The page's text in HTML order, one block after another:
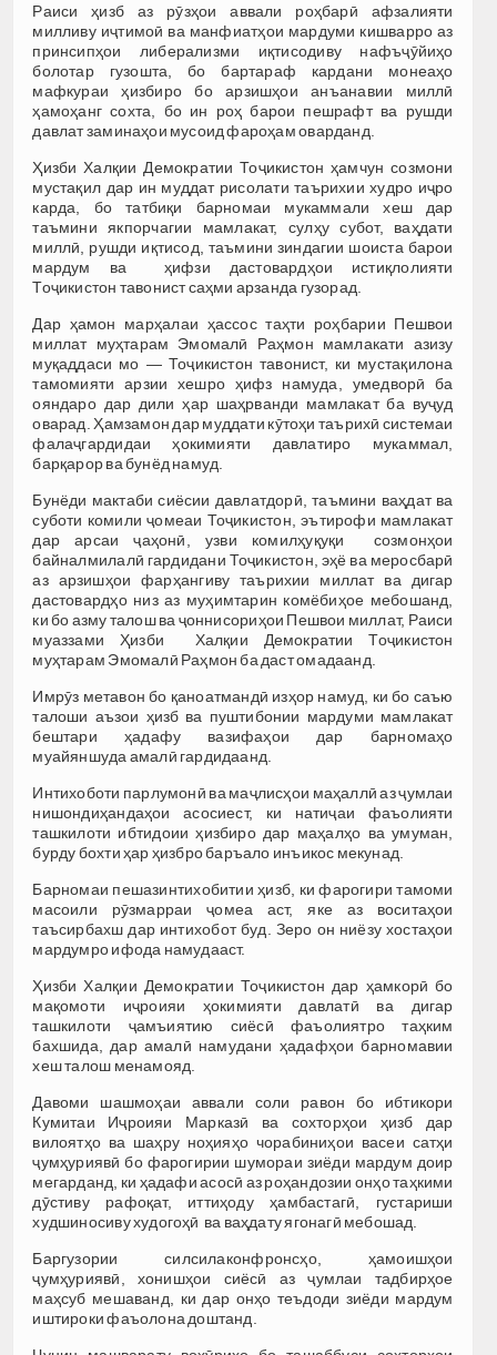
Раиси ҳизб аз рӯзҳои аввали роҳбарӣ афзалияти
милливу иҷтимоӣ ва манфиатҳои мардуми кишварро аз
принсипҳои либерализми иқтисодиву нафъҷӯйиҳо
болотар гузошта, бо бартараф кардани монеаҳо
мафкураи ҳизбиро бо арзишҳои анъанавии миллӣ
ҳамоҳанг сохта, бо ин роҳ барои пешрафт ва рушди
давлат заминаҳои мусоид фароҳам оварданд.
Ҳизби Халқии Демократии Тоҷикистон ҳамчун созмони
мустақил дар ин муддат рисолати таърихии худро иҷро
карда, бо татбиқи барномаи мукаммали хеш дар
таъмини якпорчагии мамлакат, сулҳу субот, ваҳдати
миллӣ, рушди иқтисод, таъмини зиндагии шоиста барои
мардум ва ҳифзи дастовардҳои истиқлолияти
Тоҷикистон тавонист саҳми арзанда гузорад.
Дар ҳамон марҳалаи ҳассос таҳти роҳбарии Пешвои
миллат муҳтарам Эмомалӣ Раҳмон мамлакати азизу
муқаддаси мо — Тоҷикистон тавонист, ки мустақилона
тамомияти арзии хешро ҳифз намуда, умедворӣ ба
ояндаро дар дили ҳар шаҳрванди мамлакат ба вуҷуд
оварад. Ҳамзамон дар муддати кӯтоҳи таърихӣ системаи
фалаҷгардидаи ҳокимияти давлатиро мукаммал,
барқарор ва бунёд намуд.
Бунёди мактаби сиёсии давлатдорӣ, таъмини ваҳдат ва
суботи комили ҷомеаи Тоҷикистон, эътирофи мамлакат
дар арсаи ҷаҳонӣ, узви комилҳуқуқи созмонҳои
байналмилалӣ гардидани Тоҷикистон, эҳё ва меросбарӣ
аз арзишҳои фарҳангиву таърихии миллат ва дигар
дастовардҳо низ аз муҳимтарин комёбиҳое мебошанд,
ки бо азму талош ва ҷоннисориҳои Пешвои миллат, Раиси
муаззами Ҳизби Халқии Демократии Тоҷикистон
муҳтарам Эмомалӣ Раҳмон ба даст омадаанд.
Имрӯз метавон бо қаноатмандӣ изҳор намуд, ки бо саъю
талоши аъзои ҳизб ва пуштибонии мардуми мамлакат
бештари ҳадафу вазифаҳои дар барномаҳо
муайяншуда амалӣ гардидаанд.
Интихоботи парлумонӣ ва маҷлисҳои маҳаллӣ аз ҷумлаи
нишондиҳандаҳои асосиест, ки натиҷаи фаъолияти
ташкилоти ибтидоии ҳизбиро дар маҳалҳо ва умуман,
бурду бохти ҳар ҳизбро баръало инъикос мекунад.
Барномаи пешазинтихобитии ҳизб, ки фарогири тамоми
масоили рӯзмарраи ҷомеа аст, яке аз воситаҳои
таъсирбахш дар интихобот буд. Зеро он ниёзу хостаҳои
мардумро ифода намудааст.
Ҳизби Халқии Демократии Тоҷикистон дар ҳамкорӣ бо
мақомоти иҷроияи ҳокимияти давлатӣ ва дигар
ташкилоти ҷамъиятию сиёсӣ фаъолиятро таҳким
бахшида, дар амалӣ намудани ҳадафҳои барномавии
хеш талош менамояд.
Давоми шашмоҳаи аввали соли равон бо ибтикори
Кумитаи Иҷроияи Марказӣ ва сохторҳои ҳизб дар
вилоятҳо ва шаҳру ноҳияҳо чорабиниҳои васеи сатҳи
ҷумҳуриявӣ бо фарогирии шумораи зиёди мардум доир
мегарданд, ки ҳадафи асосӣ аз роҳандозии онҳо таҳкими
дӯстиву рафоқат, иттиҳоду ҳамбастагӣ, густариши
худшиносиву худогоҳӣ ва ваҳдату ягонагӣ мебошад.
Баргузории силсилаконфронсҳо, ҳамоишҳои
ҷумҳуриявӣ, хонишҳои сиёсӣ аз ҷумлаи тадбирҳое
маҳсуб мешаванд, ки дар онҳо теъдоди зиёди мардум
иштироки фаъолона доштанд.